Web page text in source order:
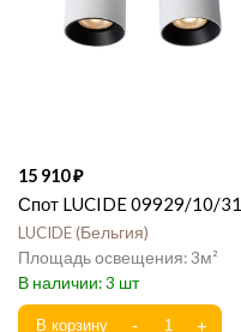
15 910
Спот LUCIDE 09929/10/31
LUCIDE Бельгия
3
3